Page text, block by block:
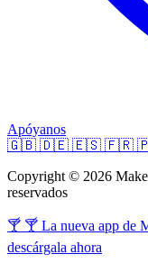
Apóyanos
🇬🇧 🇩🇪 🇪🇸 🇫🇷
Copyright © 2026
reservados
🍸 🍸 La nueva app de
descárgala ahora